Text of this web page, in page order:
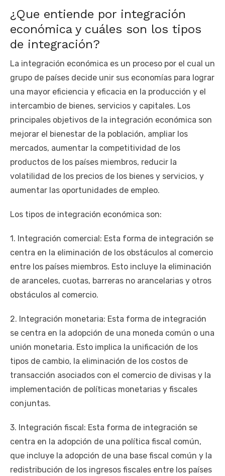
¿Que entiende por integración
económica y cuáles son los tipos
de integración?
La integración económica es un proceso por el cual un
grupo de países decide unir sus economías para lograr
una mayor eficiencia y eficacia en la producción y el
intercambio de bienes, servicios y capitales. Los
principales objetivos de la integración económica son
mejorar el bienestar de la población, ampliar los
mercados, aumentar la competitividad de los
productos de los países miembros, reducir la
volatilidad de los precios de los bienes y servicios, y
aumentar las oportunidades de empleo.
Los tipos de integración económica son:
1. Integración comercial: Esta forma de integración se
centra en la eliminación de los obstáculos al comercio
entre los países miembros. Esto incluye la eliminación
de aranceles, cuotas, barreras no arancelarias y otros
obstáculos al comercio.
2. Integración monetaria: Esta forma de integración
se centra en la adopción de una moneda común o una
unión monetaria. Esto implica la unificación de los
tipos de cambio, la eliminación de los costos de
transacción asociados con el comercio de divisas y la
implementación de políticas monetarias y fiscales
conjuntas.
3. Integración fiscal: Esta forma de integración se
centra en la adopción de una política fiscal común,
que incluye la adopción de una base fiscal común y la
redistribución de los ingresos fiscales entre los países